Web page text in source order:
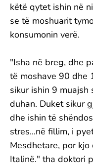
këtë qytet ishin në
se të moshuarit
konsumonin verë.
"Isha në breg, dhe
të moshave 90 dhe
sikur ishin 9 muajsh
duhan. Duket sikur
dhe ishin të
stres...në fillim, i
Mesdhetare, por
Italinë." tha doktori